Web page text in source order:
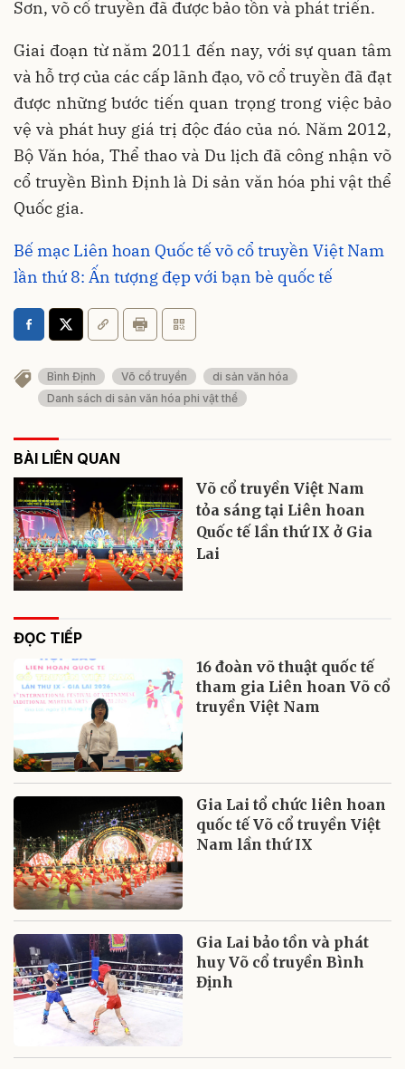
Sơn, võ cổ truyền đã được bảo tồn và phát triển.
Giai đoạn từ năm 2011 đến nay, với sự quan tâm
và hỗ trợ của các cấp lãnh đạo, võ cổ truyền đã đạt
được những bước tiến quan trọng trong việc bảo
vệ và phát huy giá trị độc đáo của nó. Năm 2012,
Bộ Văn hóa, Thể thao và Du lịch đã công nhận võ
cổ truyền Bình Định là Di sản văn hóa phi vật thể
Quốc gia.
Bế mạc Liên hoan Quốc tế võ cổ truyền Việt Nam
lần thứ 8: Ấn tượng đẹp với bạn bè quốc tế
Bình Định Võ cổ truyền
di sản văn hóa
Danh sách di sản văn hóa phi vật thể
BÀI LIÊN QUAN
Võ cổ truyền Việt Nam
tỏa sáng tại Liên hoan
Quốc tế lần thứ IX ở Gia
Lai
ĐỌC TIẾP
16 đoàn võ thuật quốc tế
tham gia Liên hoan Võ cổ
truyền Việt Nam
Gia Lai tổ chức liên hoan
quốc tế Võ cổ truyền Việt
Nam lần thứ IX
Gia Lai bảo tồn và phát
huy Võ cổ truyền Bình
Định